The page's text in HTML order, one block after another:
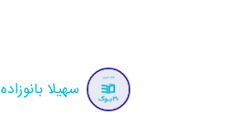
سهیلا بانوزاده